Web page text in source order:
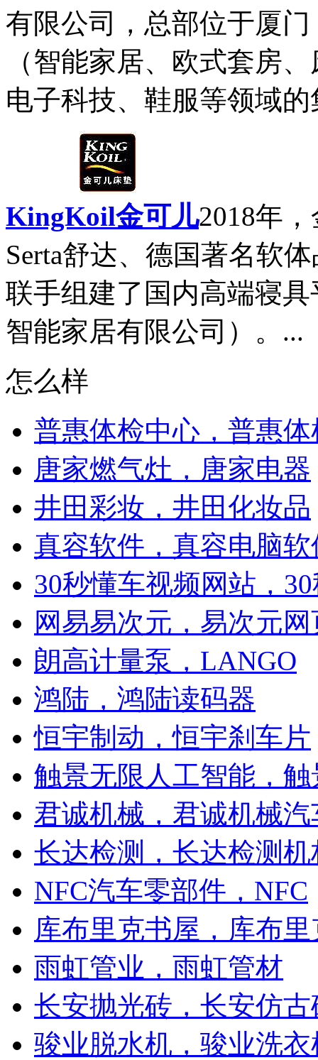
有限公司，总部位于厦
（智能家居、欧式套房
电子科技、鞋服等领域
KingKoil金可儿2018年
Serta舒达、德国著名软
联手组建了国内高端寝
智能家居有限公司）。...
怎么样
普惠体检中心，普惠体
唐家燃气灶，唐家电器
井田彩妆，井田化妆品
真容软件，真容电脑软
30秒懂车视频网站，
网易易次元，易次元
朗高计量泵，LANGO
鸿陆，鸿陆读码器
恒宇制动，恒宇刹车片
触景无限人工智能，触
君诚机械，君诚机械
长达检测，长达检测机
NFC汽车零部件，NFC
库布里克书屋，库布
雨虹管业，雨虹管材
长安抛光砖，长安仿古
骏业脱水机，骏业洗衣